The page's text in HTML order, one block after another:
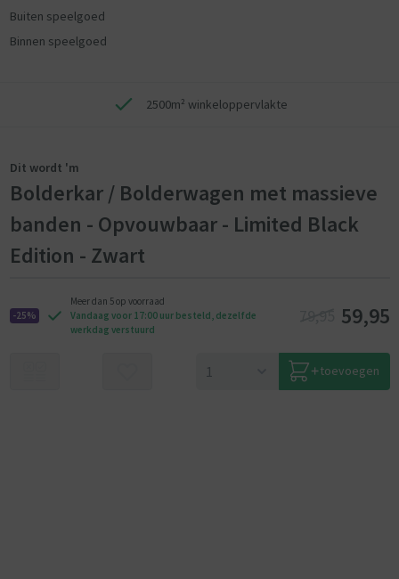
Buiten speelgoed
Binnen speelgoed
2500m² winkeloppervlakte
Dit wordt 'm
Bolderkar / Bolderwagen met massieve
banden - Opvouwbaar - Limited Black
Edition - Zwart
-25%
Meer dan 5 op voorraad
Vandaag voor 17:00 uur besteld, dezelfde
werkdag verstuurd
59,95
toevoegen